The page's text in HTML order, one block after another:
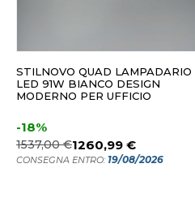
STILNOVO QUAD LAMPADARIO
LED 91W BIANCO DESIGN
MODERNO PER UFFICIO
-18%
1537,00 €1260,99 €
CONSEGNA ENTRO: 19/08/2026